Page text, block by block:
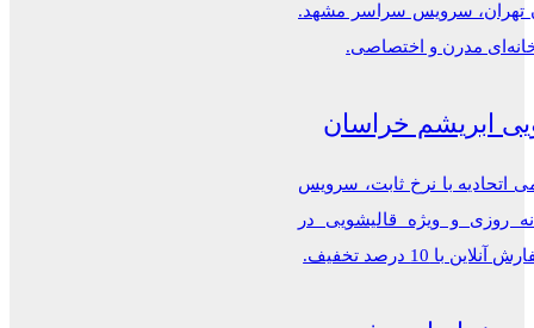
تهران، سرویس سراسر مشهد.
مدرن و اختصاصی.
ابریشم خراسان
اتحادیه با نرخ ثابت، سرویس
روزی و ویژه قالیشویی در
با 10 درصد تخفیف.